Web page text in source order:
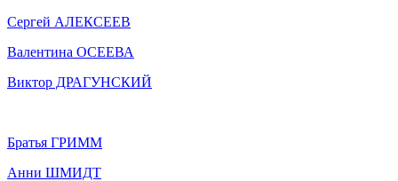
Сергей АЛЕКСЕЕВ
Валентина ОСЕЕВА
Виктор ДРАГУНСКИЙ
Братья ГРИММ
Анни ШМИДТ